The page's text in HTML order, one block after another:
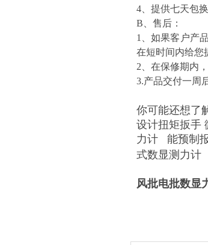
4、提供七天包
B、售后：
1、如果客户产
在短时间内给您
2、在保修期内
3.产品交付一周
你可能还想了
设计扭矩扳手
力计 能预制
式数显测力计
风批电批数显